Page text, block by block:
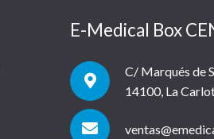
E-Medical Box
C/ Marqués de
14100, La